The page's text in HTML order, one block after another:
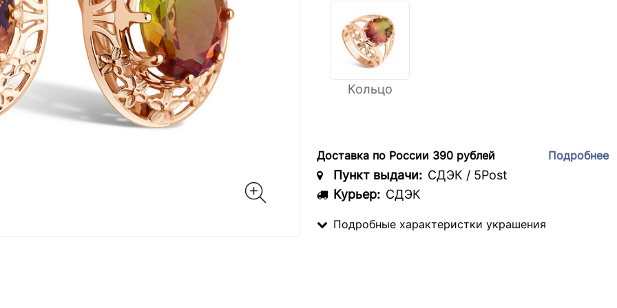
Кольцо
Доставка по России 390 рублей Подробнее
Пункт выдачи: СДЭК / 5Post
Курьер: СДЭК
Подробные характеристки украшения